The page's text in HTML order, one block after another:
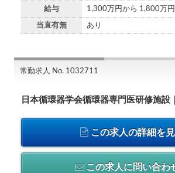
給与 1,300万円から 1,800万
当直有無 あり
常勤求人 No. 1032711
日本循環器学会循環器専門医研修施設
この求人の詳細を
この求人に問い合わ